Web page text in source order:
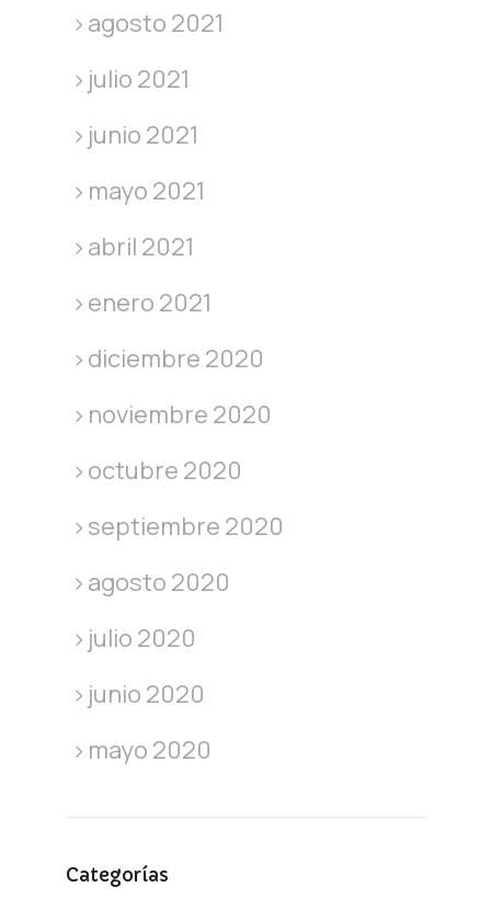
agosto 2021
julio 2021
junio 2021
mayo 2021
abril 2021
enero 2021
diciembre 2020
noviembre 2020
octubre 2020
septiembre 2020
agosto 2020
julio 2020
junio 2020
mayo 2020
Categorías